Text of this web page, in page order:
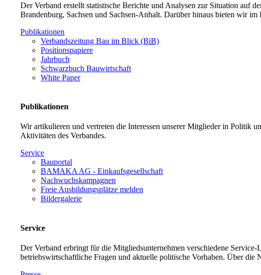
Der Verband erstellt statistische Berichte und Analysen zur Situation auf
Brandenburg, Sachsen und Sachsen-Anhalt. Darüber hinaus bieten wir
Publikationen
Verbandszeitung Bau im Blick (BiB)
Positionspapiere
Jahrbuch
Schwarzbuch Bauwirtschaft
White Paper
Publikationen
Wir artikulieren und vertreten die Interessen unserer Mitglieder in Politik
Aktivitäten des Verbandes.
Service
Bauportal
BAMAKA AG - Einkaufsgesellschaft
Nachwuchskampagnen
Freie Ausbildungsplätze melden
Bildergalerie
Service
Der Verband erbringt für die Mitgliedsunternehmen verschiedene
betriebswirtschaftliche Fragen und aktuelle politische Vorhaben. Über